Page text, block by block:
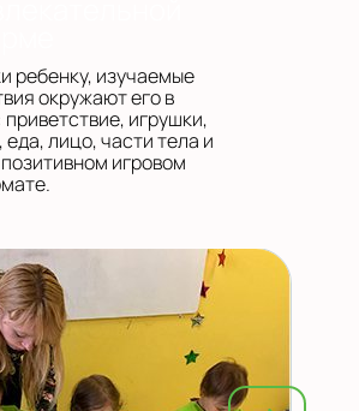
ребенку, изучаемые
окружают его в
игрушки,
лицо, части тела и
игровом